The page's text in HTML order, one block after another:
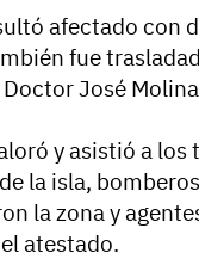
afectado con
fue
José
y asistió a
la isla,
la zona y
atestado.